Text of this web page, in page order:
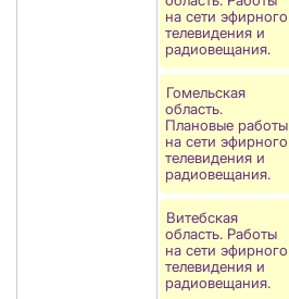
на сети эфирного
телевидения и
радиовещания.
Гомельская
область.
Плановые работы
на сети эфирного
телевидения и
радиовещания.
Витебская
область. Работы
на сети эфирного
телевидения и
радиовещания.